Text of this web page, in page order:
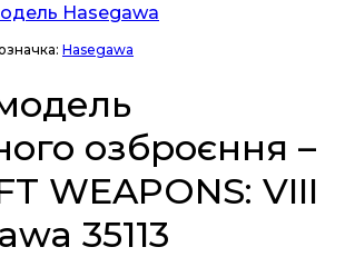
Hasegawa
озброєння –
WEAPONS: VIII
35113